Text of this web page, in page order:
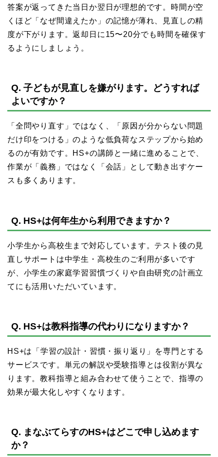
答案が返ってきた当日か翌日が理想的です。時間が空
くほど「なぜ間違えたか」の記憶が薄れ、見直しの精
度が下がります。返却日に15〜20分でも時間を確保す
るようにしましょう。
Q. 子どもが見直しを嫌がります。どうすれば
よいですか？
「全問やり直す」ではなく、「原因が分からない問題
だけ印をつける」のような低負荷なステップから始め
るのが有効です。HS+の講師と一緒に進めることで、
作業が「義務」ではなく「会話」として動き出すケー
スも多くあります。
Q. HS+は何年生から利用できますか？
小学生から高校生まで対応しています。テスト後の見
直しサポートは中学生・高校生のご利用が多いです
が、小学生の家庭学習習慣づくりや自由研究の計画立
てにも活用いただいています。
Q. HS+は教科指導の代わりになりますか？
HS+は「学習の設計・習慣・振り返り」を専門とする
サービスです。単元の解説や受験指導とは役割が異な
ります。教科指導と組み合わせて使うことで、指導の
効果が最大化しやすくなります。
Q. まなぶてらすのHS+はどこで申し込めます
か？